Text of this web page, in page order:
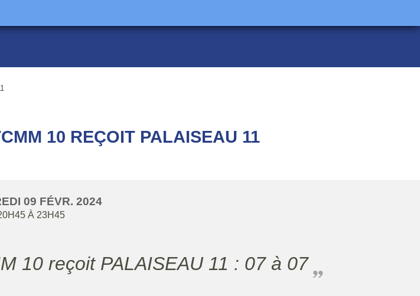
10 REÇOIT PALAISEAU 11
09 FÉVR. 2024
À 23H45
10 reçoit PALAISEAU 11 : 07 à 07